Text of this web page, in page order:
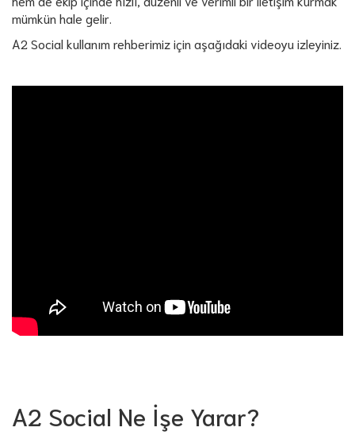
mümkün hale gelir.
A2 Social kullanım rehberimiz için aşağıdaki videoyu izleyiniz.
A2 Social Ne İşe Yarar?